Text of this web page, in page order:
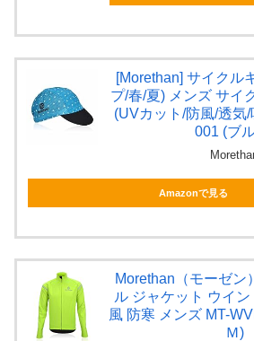
[Morethan] サイクル
プ/春/夏) メンズ サイ
(UVカット/防風/透気
001 (ブ
Amazonで見る
Morethan（モーゼン
ル ジャケット ウイ
風 防寒 メンズ MT-
Ｍ)